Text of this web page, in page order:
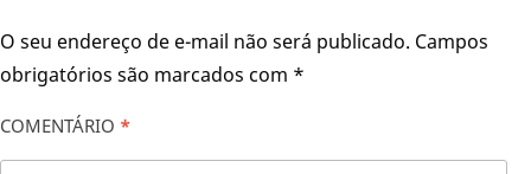
O seu endereço de e-mail não será publicado. Campos
obrigatórios são marcados com *
COMENTÁRIO *